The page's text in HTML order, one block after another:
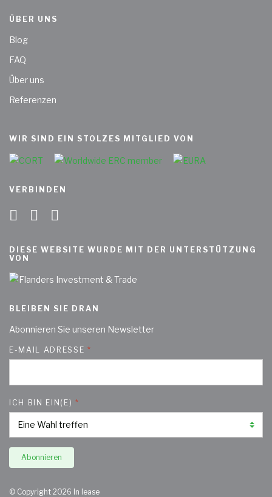
ÜBER UNS
Blog
FAQ
Über uns
Referenzen
WIR SIND EIN STOLZES MITGLIED VON
VERBINDEN
DIESE WEBSITE WURDE MIT DER UNTERSTÜTZUNG
VON
BLEIBEN SIE DRAN
Abonnieren Sie unseren Newsletter
E-MAIL ADRESSE
ICH BIN EIN(E)
Abonnieren
© Copyright 2026 In lease